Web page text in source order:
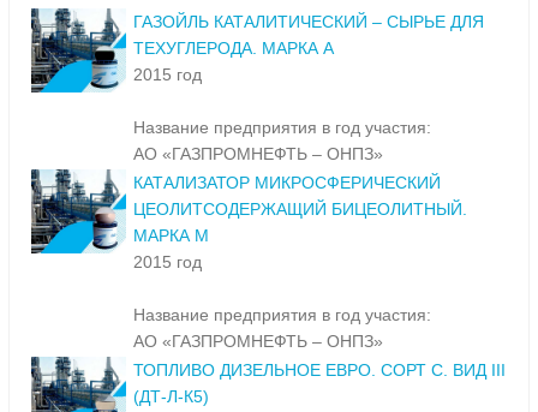
ГАЗОЙЛЬ КАТАЛИТИЧЕСКИЙ – СЫРЬЕ ДЛЯ
ТЕХУГЛЕРОДА. МАРКА А
2015 год
Название предприятия в год участия:
АО «ГАЗПРОМНЕФТЬ – ОНПЗ»
КАТАЛИЗАТОР МИКРОСФЕРИЧЕСКИЙ
ЦЕОЛИТСОДЕРЖАЩИЙ БИЦЕОЛИТНЫЙ.
МАРКА М
2015 год
Название предприятия в год участия:
АО «ГАЗПРОМНЕФТЬ – ОНПЗ»
ТОПЛИВО ДИЗЕЛЬНОЕ ЕВРО. СОРТ С. ВИД III
(ДТ-Л-К5)